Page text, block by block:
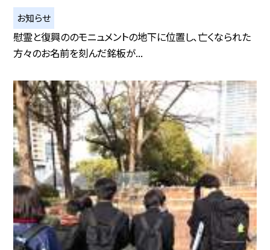
お知らせ
慰霊と復興ののモニュメントの地下に位置し、亡くなられた
方々のお名前を刻んだ銘板が...